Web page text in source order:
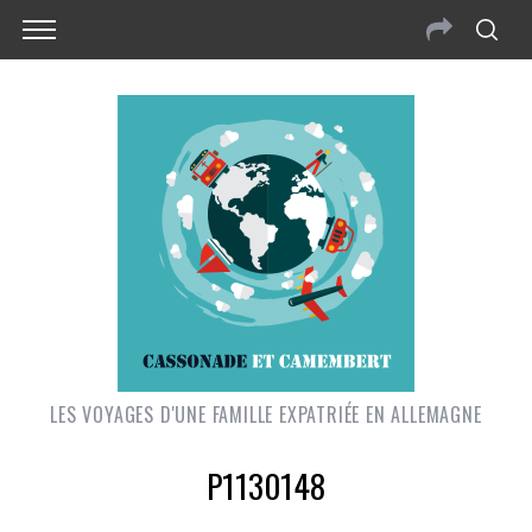
LES VOYAGES D'UNE FAMILLE EXPATRIÉE EN ALLEMAGNE
P1130148